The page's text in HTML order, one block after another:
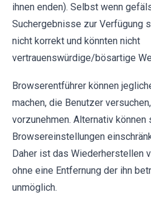
ihnen enden). Selbst wenn
Suchergebnisse zur Verfügung
nicht korrekt und könnten nicht
vertrauenswürdige/bösartige
Browserentführer können
machen, die Benutzer
vorzunehmen. Alternativ
Browsereinstellungen
Daher ist das Wiederherstellen
ohne eine Entfernung der ihn
unmöglich.